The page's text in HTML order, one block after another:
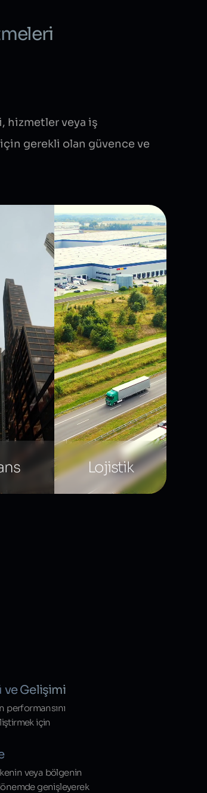
hizmetler veya iş
gerekli olan güvence ve
Lojistik
ve Gelişimi
performansını
için
veya bölgenin
genişleyerek